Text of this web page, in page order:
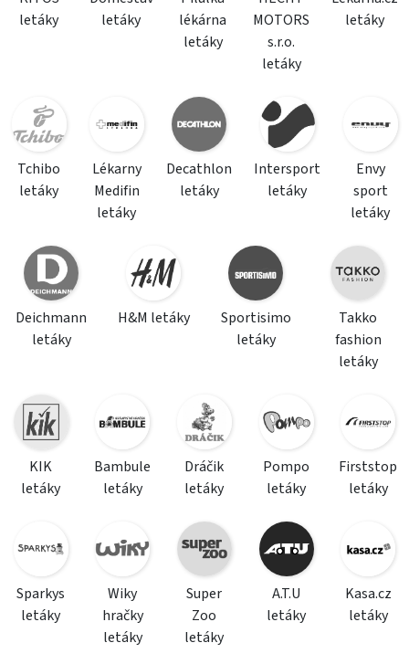
letáky
letáky
lékárna
letáky
MOTORS
s.r.o.
letáky
letáky
Tchibo
letáky
Lékarny
Medifin
letáky
Decathlon
letáky
Intersport
letáky
Envy
sport
letáky
Deichmann
letáky
H&M letáky
Sportisimo
letáky
Takko
fashion
letáky
KIK
letáky
Bambule
letáky
Dráčik
letáky
Pompo
letáky
Firststop
letáky
Sparkys
letáky
Wiky
hračky
letáky
Super
Zoo
letáky
A.T.U
letáky
Kasa.cz
letáky